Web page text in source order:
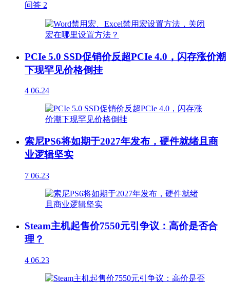
问答 2
PCIe 5.0 SSD促销价反超PCIe 4.0，闪存涨价潮
下现罕见价格倒挂
4 06.24
索尼PS6将如期于2027年发布，硬件就绪且商
业逻辑坚实
7 06.23
Steam主机起售价7550元引争议：高价是否合
理？
4 06.23